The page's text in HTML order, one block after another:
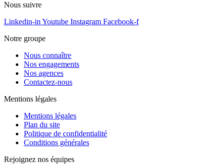
Nous suivre
Linkedin-in Youtube Instagram Facebook-f
Notre groupe
Nous connaître
Nos engagements
Nos agences
Contactez-nous
Mentions légales
Mentions légales
Plan du site
Politique de confidentialité
Conditions générales
Rejoignez nos équipes